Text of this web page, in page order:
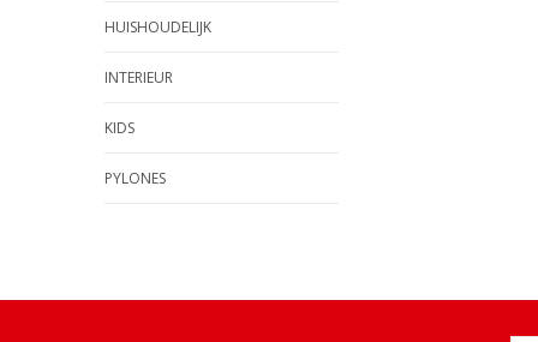
HUISHOUDELIJK
INTERIEUR
KIDS
PYLONES